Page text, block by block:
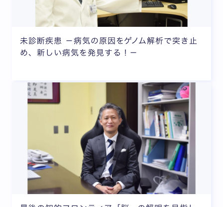
未診断疾患 －病気の原因をゲノム解析で突き止
め、新しい病気を発見する！－